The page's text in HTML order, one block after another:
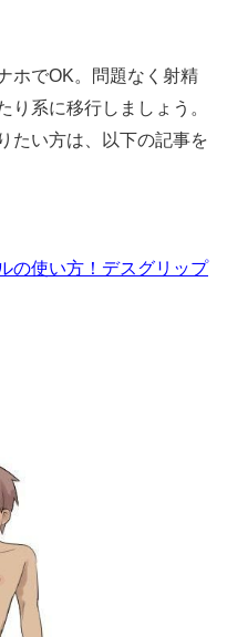
ホでOK。問題なく射精
り系に移行しましょう。
たい方は、以下の記事を
の使い方！デスグリップ